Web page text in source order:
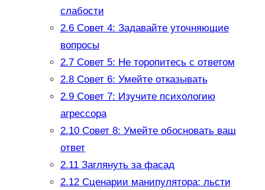
слабости
2.6Совет 4: Задавайте уточняющие
вопросы
2.7Совет 5: Не торопитесь с ответом
2.8Совет 6: Умейте отказывать
2.9Совет 7: Изучите психологию
агрессора
2.10Совет 8: Умейте обосновать ваш
ответ
2.11Заглянуть за фасад
2.12Сценарии манипулятора: льсти